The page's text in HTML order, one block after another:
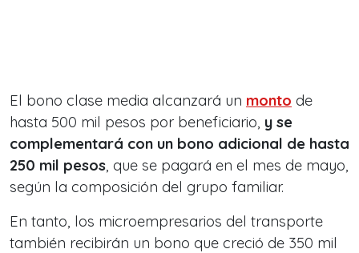
El bono clase media alcanzará un monto de
hasta 500 mil pesos por beneficiario, y se
complementará con un bono adicional de hasta
250 mil pesos, que se pagará en el mes de mayo,
según la composición del grupo familiar.
En tanto, los microempresarios del transporte
también recibirán un bono que creció de 350 mil